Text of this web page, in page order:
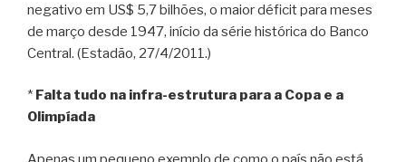
negativo em US$ 5,7 bilhões, o maior déficit para meses
de março desde 1947, início da série histórica do Banco
Central. (Estadão, 27/4/2011.)
* Falta tudo na infra-estrutura para a Copa e a
Olimpíada